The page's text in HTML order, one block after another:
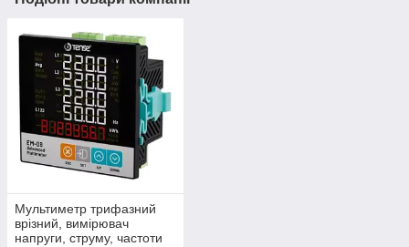
Мультиметр трифазний
врізний, вимірювач
напруги, струму, частоти